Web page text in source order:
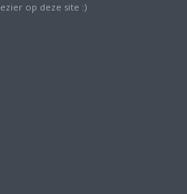
op deze site :)